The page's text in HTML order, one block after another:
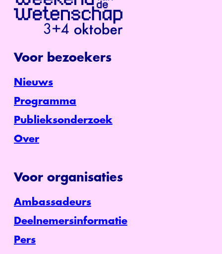
Voor bezoekers
Nieuws
Programma
Publieksonderzoek
Over
Voor organisaties
Ambassadeurs
Deelnemersinformatie
Pers